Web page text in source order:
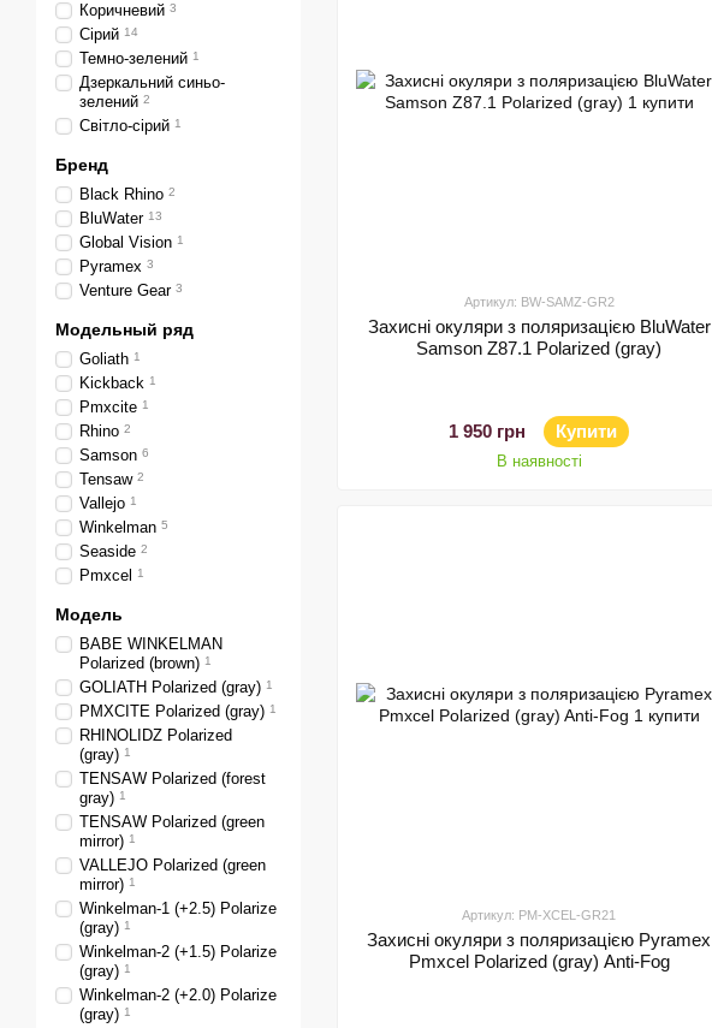
Артикул: BW-SAMZ-GR2
Захисні окуляри з поляризацією BluWater
Samson Z87.1 Polarized (gray)
1 950 грн Купити
В наявності
Артикул: PM-XCEL-GR21
Захисні окуляри з поляризацією Pyramex
Pmxcel Polarized (gray) Anti-Fog
Коричневий 3
Сірий 14
Темно-зелений 1
Дзеркальний синьо-
зелений 2
Світло-сірий 1
Бренд
Black Rhino 2
BluWater 13
Global Vision 1
Pyramex 3
Venture Gear 3
Модельный ряд
Goliath 1
Kickback 1
Pmxcite 1
Rhino 2
Samson 6
Tensaw 2
Vallejo 1
Winkelman 5
Seaside 2
Pmxcel 1
Модель
BABE WINKELMAN
Polarized (brown) 1
GOLIATH Polarized (gray) 1
PMXCITE Polarized (gray) 1
RHINOLIDZ Polarized
(gray) 1
TENSAW Polarized (forest
gray) 1
TENSAW Polarized (green
mirror) 1
VALLEJO Polarized (green
mirror) 1
Winkelman-1 (+2.5) Polarize
(gray) 1
Winkelman-2 (+1.5) Polarize
(gray) 1
Winkelman-2 (+2.0) Polarize
(gray) 1